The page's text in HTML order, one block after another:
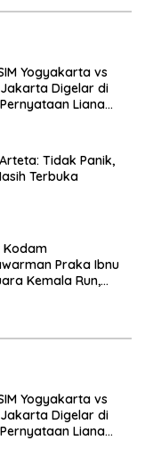
Yogyakarta vs
Digelar di
Liana
Tidak Panik,
Terbuka
Kodam
Praka Ibnu
Kemala Run,
Yogyakarta vs
Digelar di
Liana